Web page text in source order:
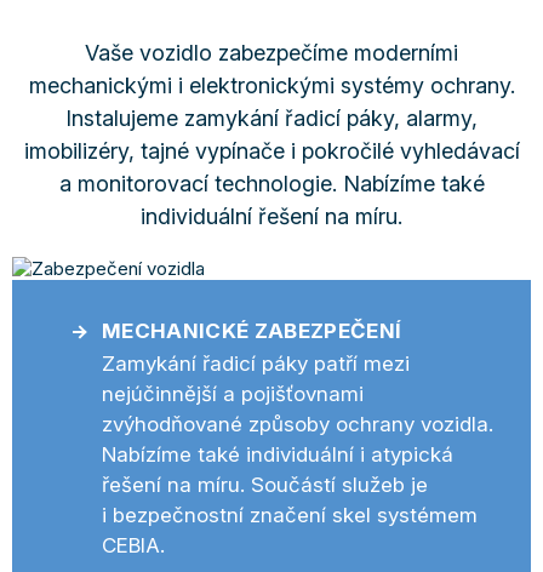
Vaše vozidlo zabezpečíme moderními
mechanickými i elektronickými systémy ochrany.
Instalujeme zamykání řadicí páky, alarmy,
imobilizéry, tajné vypínače i pokročilé vyhledávací
a monitorovací technologie. Nabízíme také
individuální řešení na míru.
MECHANICKÉ ZABEZPEČENÍ
Zamykání řadicí páky patří mezi
nejúčinnější a pojišťovnami
zvýhodňované způsoby ochrany vozidla.
Nabízíme také individuální i atypická
řešení na míru. Součástí služeb je
i bezpečnostní značení skel systémem
CEBIA.